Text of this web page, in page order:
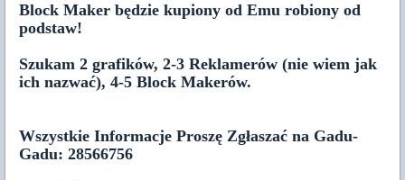
Block Maker będzie kupiony od Emu robiony od
podstaw!
Szukam 2 grafików, 2-3 Reklamerów (nie wiem jak
ich nazwać), 4-5 Block Makerów.
Wszystkie Informacje Proszę Zgłaszać na Gadu-
Gadu: 28566756